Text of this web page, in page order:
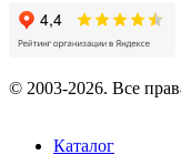
© 2003-2026. Все
Каталог